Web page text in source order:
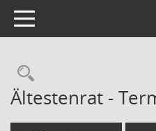
Toggle navigation
Ältestenrat -